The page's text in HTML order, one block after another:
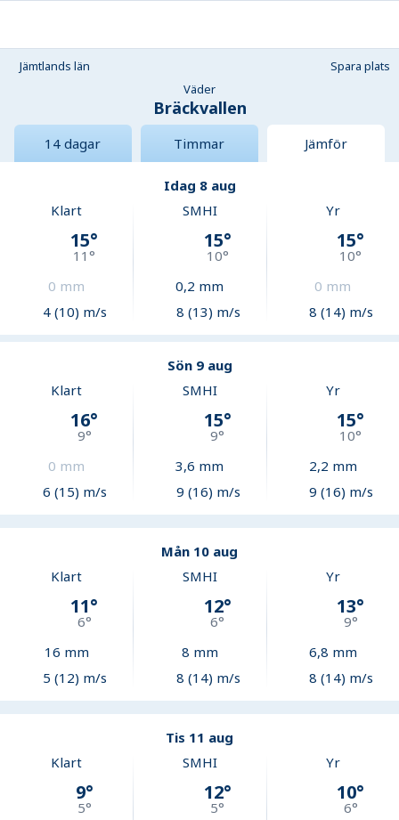
Jämtlands län
Spara plats
Väder
Bräckvallen
14 dagar Timmar Jämför
Idag 8 aug
Klart
15°
11°
0 mm
4 (10) m/s
SMHI
15°
10°
0,2 mm
8 (13) m/s
Yr
15°
10°
0 mm
8 (14) m/s
Sön 9 aug
Klart
16°
9°
0 mm
6 (15) m/s
SMHI
15°
9°
3,6 mm
9 (16) m/s
Yr
15°
10°
2,2 mm
9 (16) m/s
Mån 10 aug
Klart
11°
6°
16 mm
5 (12) m/s
SMHI
12°
6°
8 mm
8 (14) m/s
Yr
13°
9°
6,8 mm
8 (14) m/s
Tis 11 aug
Klart
9°
5°
SMHI
12°
5°
Yr
10°
6°